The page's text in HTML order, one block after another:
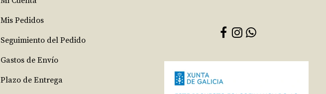
Mis Pedidos
Seguimiento del Pedido
Gastos de Envío
Plazo de Entrega